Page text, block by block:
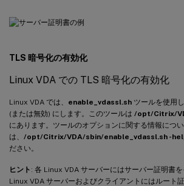
TLS 暗号化の有効化
Linux VDA での TLS 暗号化の有効化
Linux VDA では、 enable_vdassl.sh ツールを使用
(または無効) にします。このツールは /opt/Citrix/
にあります。ツールのオプションに関する情報につ
は、 /opt/Citrix/VDA/sbin/enable_vdassl.sh -
ださい。
ヒント : 各 Linux VDA サーバーにはサーバー証明書
Linux VDA サーバーおよびクライアントにはルート